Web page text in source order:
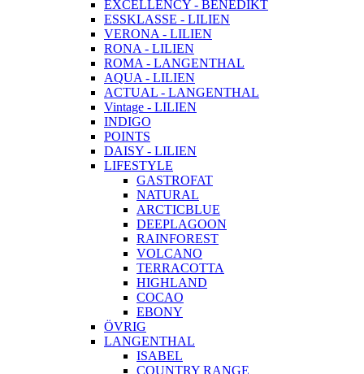
EXCELLENCY - BENEDIKT
ESSKLASSE - LILIEN
VERONA - LILIEN
RONA - LILIEN
ROMA - LANGENTHAL
AQUA - LILIEN
ACTUAL - LANGENTHAL
Vintage - LILIEN
INDIGO
POINTS
DAISY - LILIEN
LIFESTYLE
GASTROFAT
NATURAL
ARCTICBLUE
DEEPLAGOON
RAINFOREST
VOLCANO
TERRACOTTA
HIGHLAND
COCAO
EBONY
ÖVRIG
LANGENTHAL
ISABEL
COUNTRY RANGE